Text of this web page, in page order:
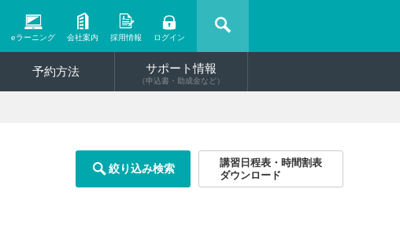
eラーニング 会社案内 採用情報 ログイン
予約方法 サポート情報
（申込書・助成金など）
絞り込み検索
講習日程表・時間割表
ダウンロード